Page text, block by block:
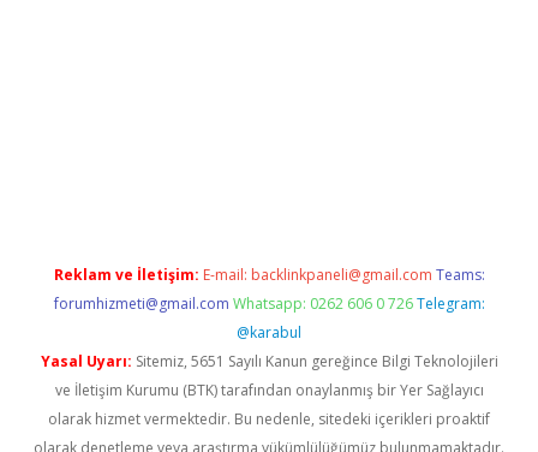
Reklam ve İletişim: E-mail: backlinkpaneli@gmail.com Teams:
forumhizmeti@gmail.com Whatsapp: 0262 606 0 726 Telegram:
@karabul
Yasal Uyarı: Sitemiz, 5651 Sayılı Kanun gereğince Bilgi Teknolojileri
ve İletişim Kurumu (BTK) tarafından onaylanmış bir Yer Sağlayıcı
olarak hizmet vermektedir. Bu nedenle, sitedeki içerikleri proaktif
olarak denetleme veya araştırma yükümlülüğümüz bulunmamaktadır.